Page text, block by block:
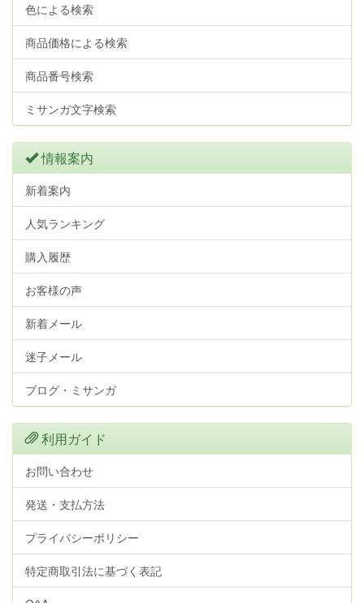
色による検索
商品価格による検索
商品番号検索
ミサンガ文字検索
情報案内
新着案内
人気ランキング
購入履歴
お客様の声
新着メール
迷子メール
ブログ・ミサンガ
利用ガイド
お問い合わせ
発送・支払方法
プライバシーポリシー
特定商取引法に基づく表記